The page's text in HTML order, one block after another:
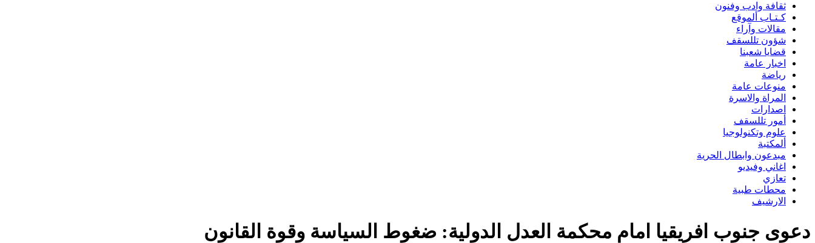
ثقافة وادب وفنون
كـتـاب ألموقع
مقالات وآراء
شؤون تللسقف
قضايا شعبنا
اخبار عامة
رياضة
منوعات عامة
المراة والاسرة
اصدارات
أمور تللسقف
علوم وتكنولوجيا
ألمكتبة
مبدعون وابطال الحرية
اغاني وفيديو
تعازي
محطات طبية
الارشيف
دعوى جنوب افريقيا امام محكمة العدل الدولية: ضغوط السياسة وقوة القانون